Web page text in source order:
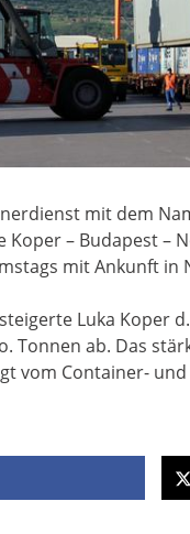
mit dem
– Budapest –
mit Ankunft
Luka Koper
Tonnen ab. Das
vom Container-